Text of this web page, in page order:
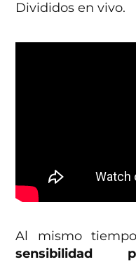
Divididos en vivo.
Al mismo
sensibilidad